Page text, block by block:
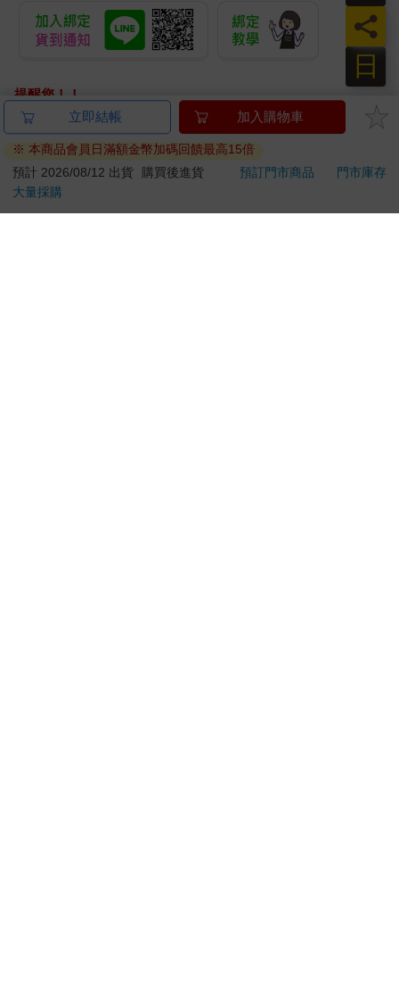
提醒您！！
金石堂及銀行均不會請您操作ATM! 如接獲電話要求您前往
ATM提款機，請不要聽從指示，以免受騙上當！
退換貨須知：
**提醒您，鑑賞期不等於試用期，退回商品須為全新狀態**
依據「消費者保護法」第19條及行政院消費者保護處公告之
立即結帳 加入購物車
※ 本商品會員日滿額金幣加碼回饋最高15倍
預計 2026/08/12 出貨
購買後進貨 預訂門市商品
門市庫存
大量採購
日
員